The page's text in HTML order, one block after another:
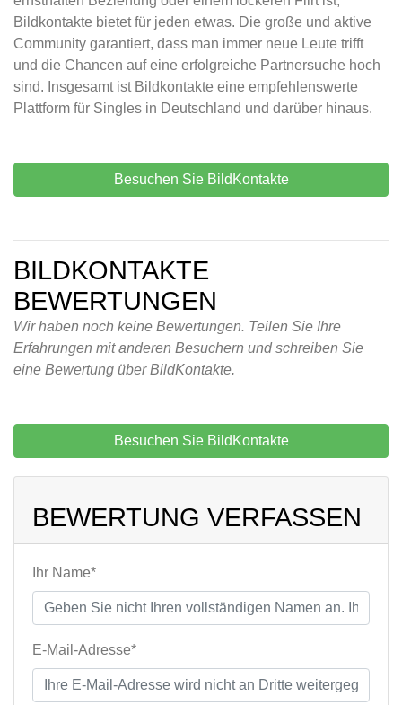
Bildkontakte bietet für jeden etwas. Die große und aktive
Community garantiert, dass man immer neue Leute trifft
und die Chancen auf eine erfolgreiche Partnersuche hoch
sind. Insgesamt ist Bildkontakte eine empfehlenswerte
Plattform für Singles in Deutschland und darüber hinaus.
Besuchen Sie BildKontakte
BILDKONTAKTE
BEWERTUNGEN
Wir haben noch keine Bewertungen. Teilen Sie Ihre
Erfahrungen mit anderen Besuchern und schreiben Sie
eine Bewertung über BildKontakte.
Besuchen Sie BildKontakte
BEWERTUNG VERFASSEN
Ihr Name*
E-Mail-Adresse*